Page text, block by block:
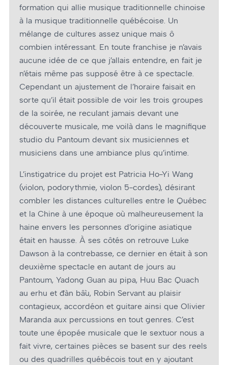
formation qui allie musique traditionnelle chinoise
à la musique traditionnelle québécoise. Un
mélange de cultures assez unique mais ô
combien intéressant. En toute franchise je n’avais
aucune idée de ce que j’allais entendre, en fait je
n’étais même pas supposé être à ce spectacle.
Cependant un ajustement de l’horaire faisait en
sorte qu’il était possible de voir les trois groupes
de la soirée, ne reculant jamais devant une
découverte musicale, me voilà dans le magnifique
studio du Pantoum devant six musiciennes et
musiciens dans une ambiance plus qu’intime.
L’instigatrice du projet est Patricia Ho-Yi Wang
(violon, podorythmie, violon 5-cordes), désirant
combler les distances culturelles entre le Québec
et la Chine à une époque où malheureusement la
haine envers les personnes d’origine asiatique
était en hausse. À ses côtés on retrouve Luke
Dawson à la contrebasse, ce dernier en était à son
deuxième spectacle en autant de jours au
Pantoum, Yadong Guan au pipa, Huu Bac Quach
au erhu et đàn bầu, Robin Servant au plaisir
contagieux, accordéon et guitare ainsi que Olivier
Maranda aux percussions en tout genres. C’est
toute une épopée musicale que le sextuor nous a
fait vivre, certaines pièces se basent sur des reels
ou des quadrilles québécois tout en y ajoutant